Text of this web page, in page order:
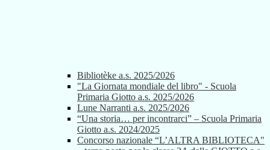
Bibliotèke a.s. 2025/2026
"La Giornata mondiale del libro" - Scuola
Primaria Giotto a.s. 2025/2026
Lune Narranti a.s. 2025/2026
“Una storia… per incontrarci” – Scuola Primaria
Giotto a.s. 2024/2025
Concorso nazionale “L’ALTRA BIBLIOTECA"